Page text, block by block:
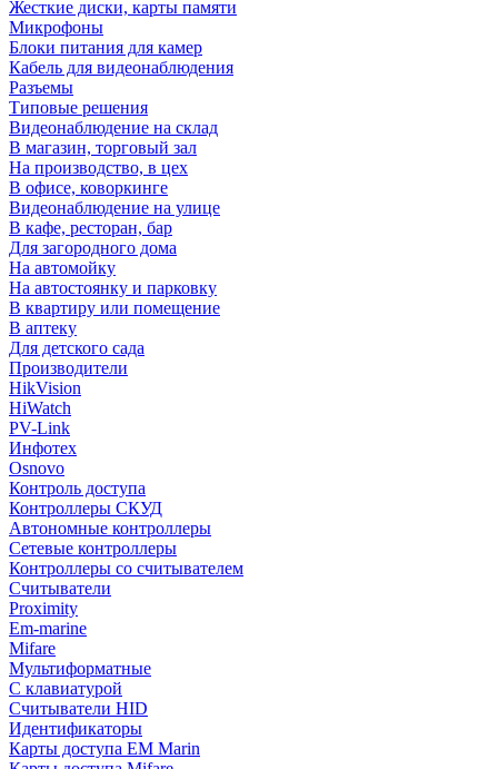
Жесткие диски, карты памяти
Микрофоны
Блоки питания для камер
Кабель для видеонаблюдения
Разъемы
Типовые решения
Видеонаблюдение на склад
В магазин, торговый зал
На производство, в цех
В офисе, коворкинге
Видеонаблюдение на улице
В кафе, ресторан, бар
Для загородного дома
На автомойку
На автостоянку и парковку
В квартиру или помещение
В аптеку
Для детского сада
Производители
HikVision
HiWatch
PV-Link
Инфотех
Osnovo
Контроль доступа
Контроллеры СКУД
Автономные контроллеры
Сетевые контроллеры
Контроллеры со считывателем
Считыватели
Proximity
Em-marine
Mifare
Мультиформатные
С клавиатурой
Считыватели HID
Идентификаторы
Карты доступа EM Marin